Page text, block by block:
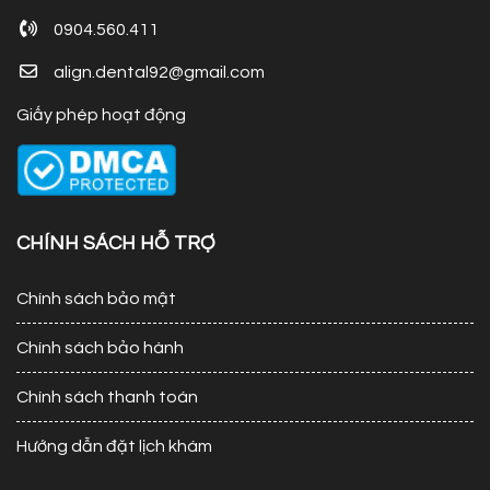
0904.560.411
align.dental92@gmail.com
Giấy phép hoạt động
CHÍNH SÁCH HỖ TRỢ
Chính sách bảo mật
Chính sách bảo hành
Chính sách thanh toán
Hướng dẫn đặt lịch khám